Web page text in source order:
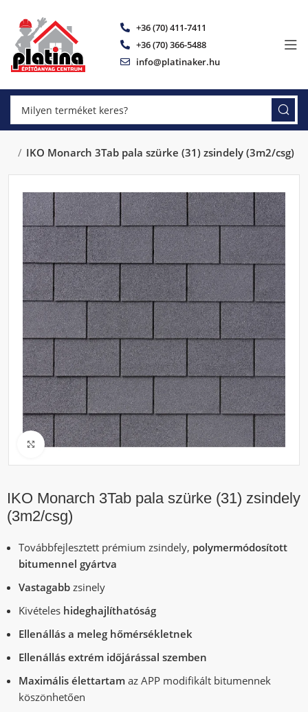
+36 (70) 411-7411
+36 (70) 366-5488
info@platinaker.hu
IKO Monarch 3Tab pala szürke (31) zsindely (3m2/csg)
Click to enlarge
IKO Monarch 3Tab pala szürke (31) zsindely
(3m2/csg)
Továbbfejlesztett prémium zsindely, polymermódosított
bitumennel gyártva
Vastagabbzsinely
Kivételes hideghajlíthatóság
Ellenállás a meleg hőmérsékletnek
Ellenállás extrém időjárással szemben
Maximális élettartamaz APP modifikált bitumennek
köszönhetően